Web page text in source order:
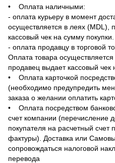
• Оплата наличными:
- оплата курьеру в момент
осуществляется в леях (MDL),
кассовый чек на сумму покупки.
- оплата продавцу в торговой
Оплата товара
продавец выдает кассовый чек
• Оплата карточкой
(необходимо предупредить
заказа о желании оплатить
• Оплата посредством
счет компании (перечисление
покупателя на расчетный счет
фактуры). Доставка или
сопровождаться налоговой
перевода